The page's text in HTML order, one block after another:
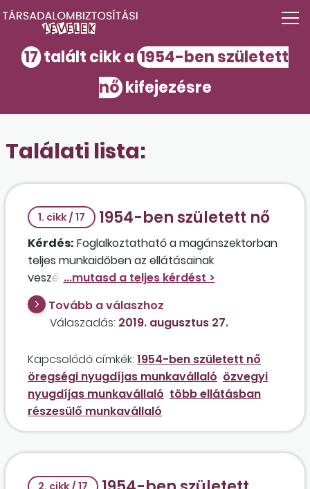
17 talált cikk a 1954-ben született
nőkifejezésre
Találati lista:
1. cikk / 17 1954-ben született nő
Kérdés: Foglalkoztatható a magánszektorban
teljes munkaidőben az ellátásainak
veszélyeztetése nélkül egy 1954-ben született,
öregségi nyugdíjban részesülő nő, aki állandó
özvegyi nyugdíjban is részesül? Milyen
közterhekkel kell számolni a foglalkoztatással
jöhet létre a jogviszony?
Tovább a válaszhoz
Válaszadás: 2019. augusztus 27.
Kapcsolódó címkék: 1954-ben született nő
öregségi nyugdíjas munkavállaló özvegyi
nyugdíjas munkavállaló több ellátásban
részesülő munkavállaló